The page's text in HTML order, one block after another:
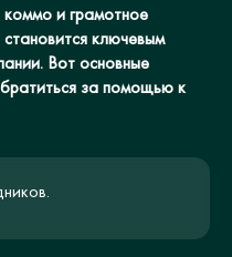
и грамотное
ключевым
Вот основные
за помощью к